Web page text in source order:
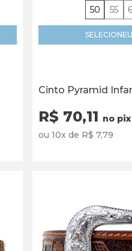
50 55
SELECIONE
Cinto Pyramid
R$ 70,11 no pix
ou 10x de R$ 7,79